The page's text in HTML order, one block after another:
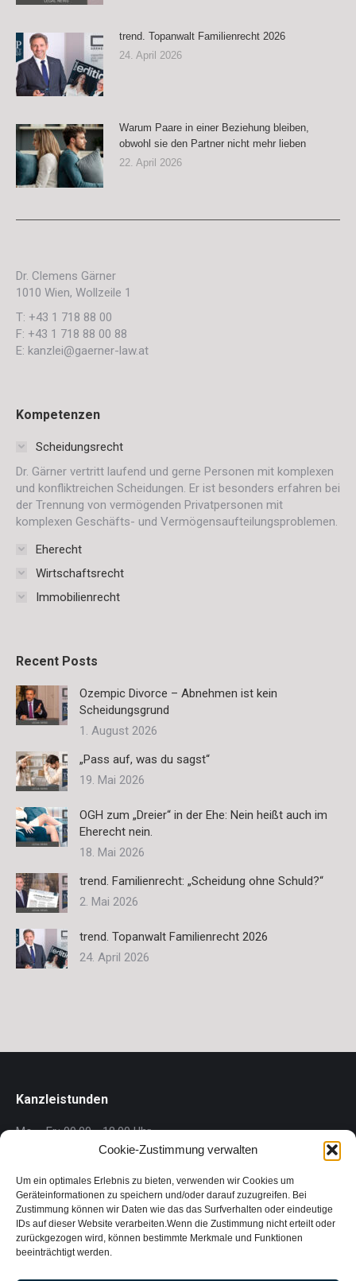
Cookie-Zustimmung verwalten
Um ein optimales Erlebnis zu bieten, verwenden wir Cookies um
Geräteinformationen zu speichern und/oder darauf zuzugreifen. Bei
Zustimmung können wir Daten wie das das Surfverhalten oder eindeutige
IDs auf dieser Website verarbeiten.Wenn die Zustimmung nicht erteilt oder
zurückgezogen wird, können bestimmte Merkmale und Funktionen
beeinträchtigt werden.
trend. Topanwalt Familienrecht 2026
24. April 2026
Warum Paare in einer Beziehung bleiben,
obwohl sie den Partner nicht mehr lieben
22. April 2026
Dr. Clemens Gärner
1010 Wien, Wollzeile 1
T: +43 1 718 88 00
F: +43 1 718 88 00 88
E: kanzlei@gaerner-law.at
Kompetenzen
Scheidungsrecht
Dr. Gärner vertritt laufend und gerne Personen mit komplexen
und konfliktreichen Scheidungen. Er ist besonders erfahren bei
der Trennung von vermögenden Privatpersonen mit
komplexen Geschäfts- und Vermögensaufteilungsproblemen.
Eherecht
Wirtschaftsrecht
Immobilienrecht
Recent Posts
Ozempic Divorce – Abnehmen ist kein
Scheidungsgrund
1. August 2026
„Pass auf, was du sagst“
19. Mai 2026
OGH zum „Dreier“ in der Ehe: Nein heißt auch im
Eherecht nein.
18. Mai 2026
trend. Familienrecht: „Scheidung ohne Schuld?“
2. Mai 2026
trend. Topanwalt Familienrecht 2026
24. April 2026
Kanzleistunden
Mo. - Fr.: 09.00 - 18.00 Uhr
Wollzeile 1/1/2.5, 1010 Wien
Phone: +43 1 718 88 00
Fax: +43 1 718 88 00 – 88
E-mail:kanzlei@gaerner-law.at